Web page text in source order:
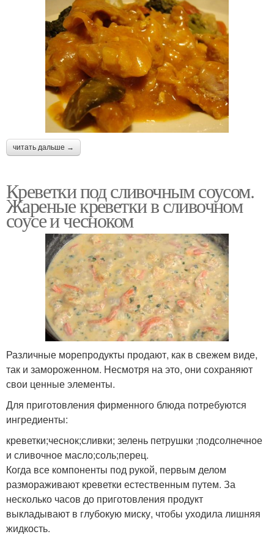
читать дальше →
Креветки под сливочным соусом.
Жареные креветки в сливочном
соусе и чесноком
Различные морепродукты продают, как в свежем виде,
так и замороженном. Несмотря на это, они сохраняют
свои ценные элементы.
Для приготовления фирменного блюда потребуются
ингредиенты:
креветки;чеснок;сливки; зелень петрушки ;подсолнечное
и сливочное масло;соль;перец.
Когда все компоненты под рукой, первым делом
размораживают креветки естественным путем. За
несколько часов до приготовления продукт
выкладывают в глубокую миску, чтобы уходила лишняя
жидкость.